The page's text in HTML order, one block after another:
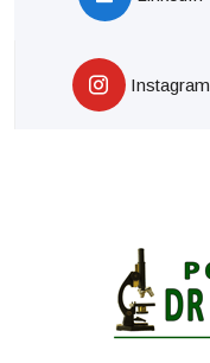
Instagram